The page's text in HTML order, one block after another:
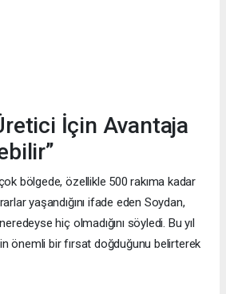
İçin Avantaja
bölgede, özellikle 500 rakıma kadar
yaşandığını ifade eden Soydan,
hiç olmadığını söyledi. Bu yıl
önemli bir fırsat doğduğunu belirterek